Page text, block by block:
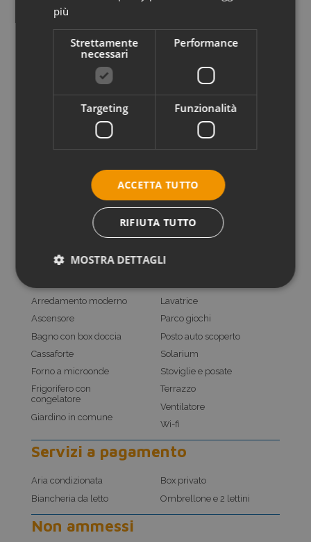
Check-in / Check-out
16:00 - 19:00
Check Out:
Servizi inclusi
Arredamento moderno
Ascensore
Bagno con box doccia
Cassaforte
Forno a microonde
Frigorifero con
congelatore
Giardino in comune
Lavatrice
Parco giochi
Posto auto scoperto
Solarium
Stoviglie e posate
Terrazzo
Ventilatore
Wi-fi
Servizi a pagamento
Aria condizionata
Biancheria da letto
Box privato
Ombrellone e 2 lettini
Non ammessi
più
Strettamente
necessari
Performance
Targeting Funzionalità
ACCETTA TUTTO
RIFIUTA TUTTO
MOSTRA DETTAGLI